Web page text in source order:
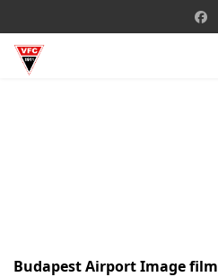
Budapest Airport Image film